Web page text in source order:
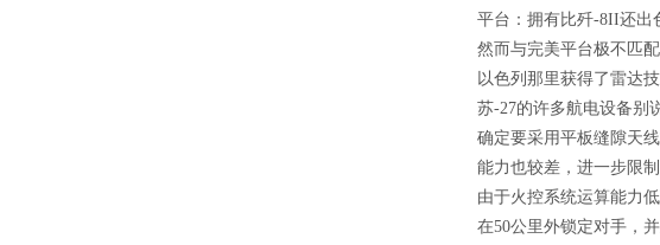
平台：拥有比歼-8II还出
然而与完美平台极不匹
以色列那里获得了雷达
苏-27的许多航电设备别
确定要采用平板缝隙天
能力也较差，进一步限
由于火控系统运算能力
在50公里外锁定对手，